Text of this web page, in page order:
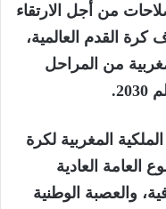
من أجل الارتقاء
كرة القدم العالمية،
من المراحل
المغربية لكرة
العامة العادية
والعصبة الوطنية